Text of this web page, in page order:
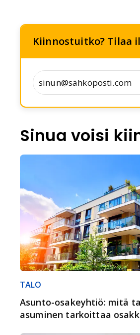
Kiinnostuitko? Tilaa
Sinua voisi
TALO
Asunto-osakeyhtiö: mitä
asuminen tarkoittaa